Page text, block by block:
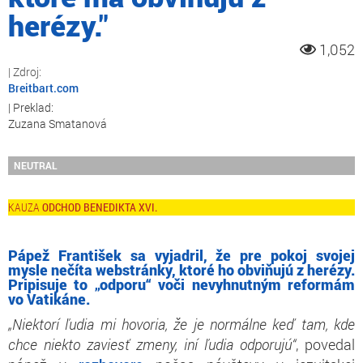
herézy."
1,052
Breitbart.com
Zuzana Smatanová
NEUTRAL
ODCHOD BENEDIKTA XVI.
Pápež František sa vyjadril, že pre pokoj svojej
mysle nečíta webstránky, ktoré ho obviňujú z herézy.
Pripisuje to „odporu“ voči nevyhnutným reformám
vo Vatikáne.
„Niektorí ľudia mi hovoria, že je normálne keď tam, kde
chce niekto zaviesť zmeny, iní ľudia odporujú“, povedal